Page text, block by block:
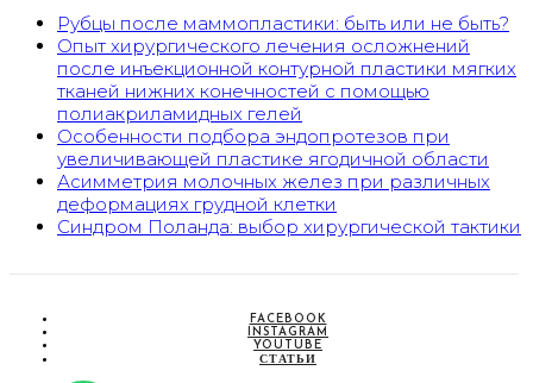
Рубцы после маммопластики: быть или не быть?
Опыт хирургического лечения осложнений
после инъекционной контурной пластики мягких
тканей нижних конечностей с помощью
полиакриламидных гелей
Особенности подбора эндопротезов при
увеличивающей пластике ягодичной области
Асимметрия молочных желез при различных
деформациях грудной клетки
Синдром Поланда: выбор хирургической тактики
FACEBOOK
INSTAGRAM
YOUTUBE
СТАТЬИ